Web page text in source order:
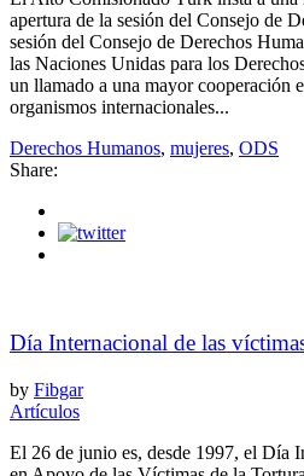
apertura de la sesión del Consejo de
sesión del Consejo de Derechos
las Naciones Unidas para los
un llamado a una mayor cooperación
organismos internacionales...
Derechos Humanos, mujeres, ODS
Share:
Día Internacional de las
by Fibgar
Artículos
El 26 de junio es, desde 1997, el Día